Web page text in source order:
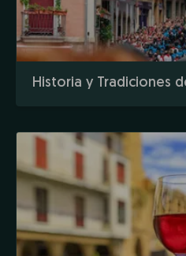
Historia y Tradiciones